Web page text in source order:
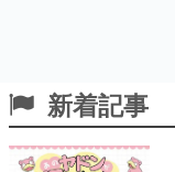
新着記事